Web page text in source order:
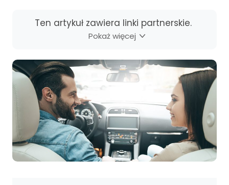
Ten artykuł zawiera linki partnerskie.
Pokaż więcej